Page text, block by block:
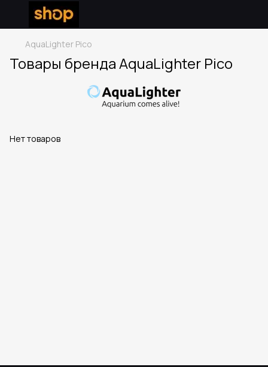
AquaLighter Pico
Товары бренда AquaLighter Pico
Нет товаров